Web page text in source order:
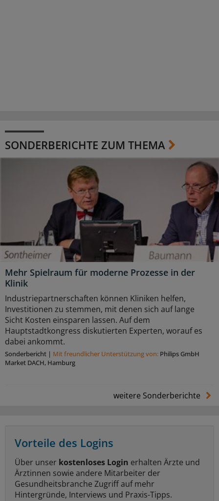
SONDERBERICHTE ZUM THEMA
Mehr Spielraum für moderne Prozesse in der
Klinik
Industriepartnerschaften können Kliniken helfen,
Investitionen zu stemmen, mit denen sich auf lange
Sicht Kosten einsparen lassen. Auf dem
Hauptstadtkongress diskutierten Experten, worauf es
dabei ankommt.
Sonderbericht | Mit freundlicher Unterstützung von: Philips GmbH
Market DACH, Hamburg
weitere Sonderberichte
Vorteile des Logins
Über unser kostenloses Login erhalten Ärzte und
Ärztinnen sowie andere Mitarbeiter der
Gesundheitsbranche Zugriff auf mehr
Hintergründe, Interviews und Praxis-Tipps.